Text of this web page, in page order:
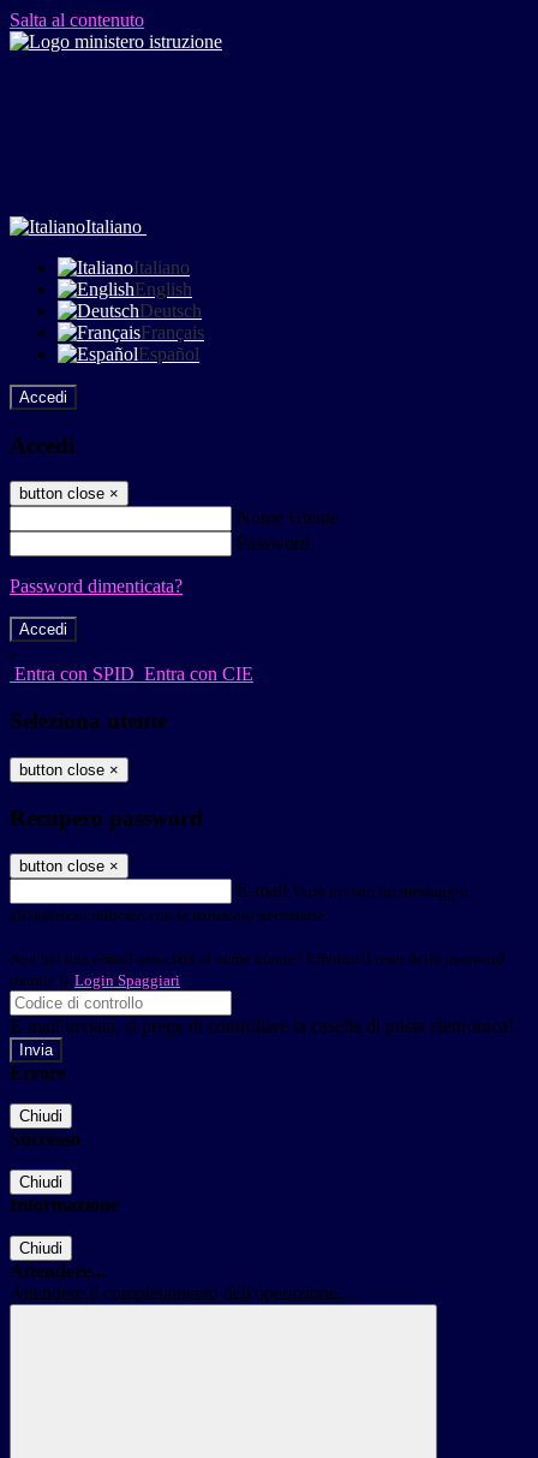
Salta al contenuto
Italiano
Italiano
English
Deutsch
Français
Español
Accedi
Accedi
button close ×
Nome Utente
Password
Password dimenticata?
-
Entra con SPID Entra con CIE
Seleziona utente
button close ×
Recupero password
button close ×
E-mail Verrà inviato un messaggio
all'indirizzo indicato con le istruzioni necessarie.
Non hai una e-mail associata al nome utente? Effettua il reset della password
tramite la Login Spaggiari
E-mail inviata, si prega di controllare la casella di posta elettronica!
Errore
Chiudi
Successo
Chiudi
Informazione
Chiudi
Attendere...
Attendere il completamento dell'operazione...